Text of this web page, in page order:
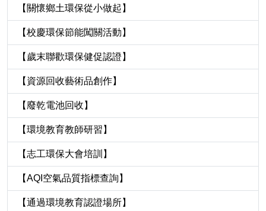
【關懷鄉土環保從小做起】
【校慶環保節能闖關活動】
【歲末聯歡環保健促認證】
【資源回收藝術品創作】
【廢乾電池回收】
【環境教育教師研習】
【志工環保大會培訓】
【AQI空氣品質指標查詢】
【通過環境教育認證場所】